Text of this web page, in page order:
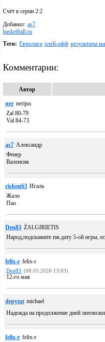
Счёт в серии 2:2
Добавил: as7
basketball.ru
Теги: Евролига плей-офф результаты
Комментарии:
Автор
ner nerijus
Zal 80-79
Val 84-73
as7 Александр
Фенер
Валенсия
rishon63 Игаль
Жало
Пао
Den83 ŹALGIRIETIS
Народ,подскажите пж.дату 5-ой игры,
felix-r felix-r
Den83 (08.05.2026 13:03)
12-го мая
depytat michael
Надежда на продолжение дней
felix-r felix-r